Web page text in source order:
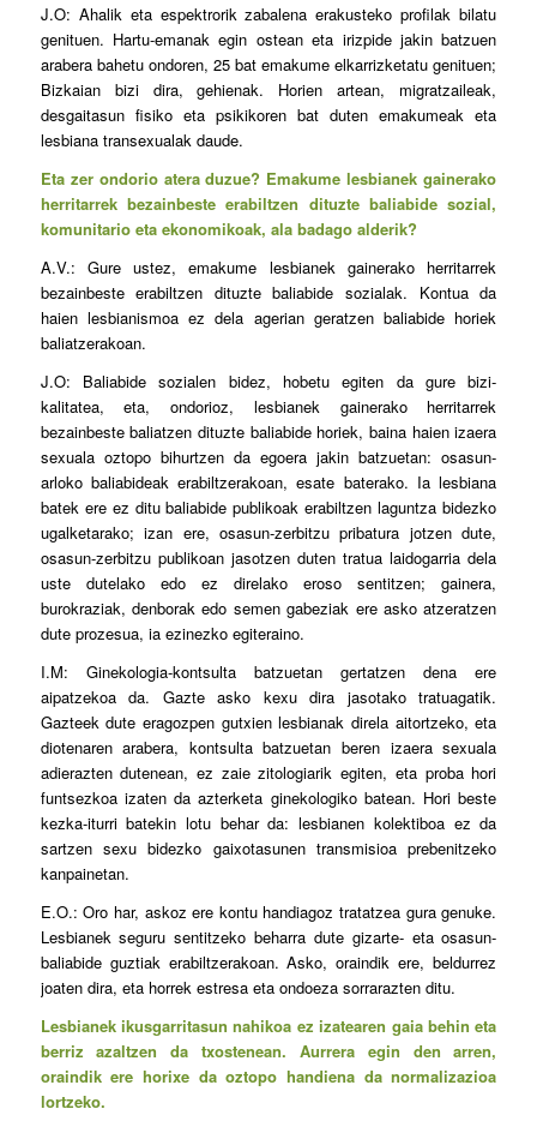
J.O: Ahalik eta espektrorik zabalena erakusteko profilak bilatu
genituen. Hartu-emanak egin ostean eta irizpide jakin batzuen
arabera bahetu ondoren, 25 bat emakume elkarrizketatu genituen;
Bizkaian bizi dira, gehienak. Horien artean, migratzaileak,
desgaitasun fisiko eta psikikoren bat duten emakumeak eta
lesbiana transexualak daude.
Eta zer ondorio atera duzue? Emakume lesbianek gainerako
herritarrek bezainbeste erabiltzen dituzte baliabide sozial,
komunitario eta ekonomikoak, ala badago alderik?
A.V.: Gure ustez, emakume lesbianek gainerako herritarrek
bezainbeste erabiltzen dituzte baliabide sozialak. Kontua da
haien lesbianismoa ez dela agerian geratzen baliabide horiek
baliatzerakoan.
J.O: Baliabide sozialen bidez, hobetu egiten da gure bizi-
kalitatea, eta, ondorioz, lesbianek gainerako herritarrek
bezainbeste baliatzen dituzte baliabide horiek, baina haien izaera
sexuala oztopo bihurtzen da egoera jakin batzuetan: osasun-
arloko baliabideak erabiltzerakoan, esate baterako. Ia lesbiana
batek ere ez ditu baliabide publikoak erabiltzen laguntza bidezko
ugalketarako; izan ere, osasun-zerbitzu pribatura jotzen dute,
osasun-zerbitzu publikoan jasotzen duten tratua laidogarria dela
uste dutelako edo ez direlako eroso sentitzen; gainera,
burokraziak, denborak edo semen gabeziak ere asko atzeratzen
dute prozesua, ia ezinezko egiteraino.
I.M: Ginekologia-kontsulta batzuetan gertatzen dena ere
aipatzekoa da. Gazte asko kexu dira jasotako tratuagatik.
Gazteek dute eragozpen gutxien lesbianak direla aitortzeko, eta
diotenaren arabera, kontsulta batzuetan beren izaera sexuala
adierazten dutenean, ez zaie zitologiarik egiten, eta proba hori
funtsezkoa izaten da azterketa ginekologiko batean. Hori beste
kezka-iturri batekin lotu behar da: lesbianen kolektiboa ez da
sartzen sexu bidezko gaixotasunen transmisioa prebenitzeko
kanpainetan.
E.O.: Oro har, askoz ere kontu handiagoz tratatzea gura genuke.
Lesbianek seguru sentitzeko beharra dute gizarte- eta osasun-
baliabide guztiak erabiltzerakoan. Asko, oraindik ere, beldurrez
joaten dira, eta horrek estresa eta ondoeza sorrarazten ditu.
Lesbianek ikusgarritasun nahikoa ez izatearen gaia behin eta
berriz azaltzen da txostenean. Aurrera egin den arren,
oraindik ere horixe da oztopo handiena da normalizazioa
lortzeko.